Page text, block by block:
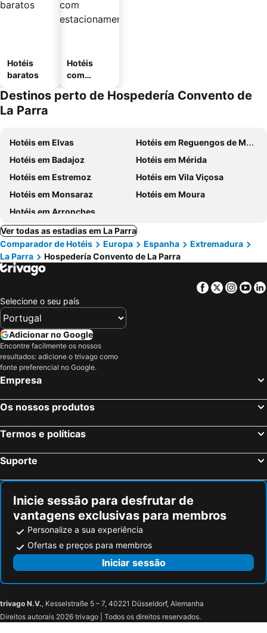
Hotéis
baratos
Hotéis
com
mento
Destinos perto de Hospedería Convento de
La Parra
Hotéis em Elvas
Hotéis em Reguengos de Monsaraz
Hotéis em Badajoz
Hotéis em Mérida
Hotéis em Estremoz
Hotéis em Vila Viçosa
Hotéis em Monsaraz
Hotéis em Moura
Hotéis em Arronches
Ver todas as estadias em La Parra
Comparador de Hotéis
Europa Espanha
Extremadura
La Parra
Hospedería Convento de La Parra
Facebook
Twitter
Selecione o seu país
Adicionar no Google
Encontre facilmente os nossos
resultados: adicione o trivago como
fonte preferencial no Google.
Empresa
Os nossos produtos
Termos e políticas
Suporte
Inicie sessão para desfrutar de
vantagens exclusivas para membros
Personalize a sua experiência
Ofertas e preços para membros
Iniciar sessão
trivago N.V., Kesselstraße 5 – 7, 40221 Düsseldorf, Alemanha
Direitos autorais 2026 trivago | Todos os direitos reservados.